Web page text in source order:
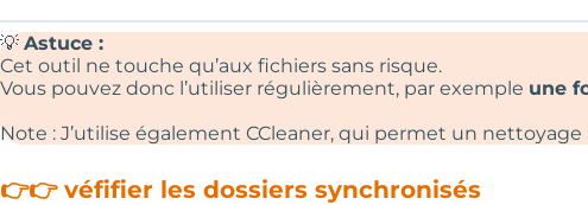
💡 Astuce :
Cet outil ne touche qu’aux fichiers sans risque.
Vous pouvez donc l’utiliser régulièrement, par exemple une
Note : J’utilise également CCleaner, qui permet un nettoyage
👉👉 véfifier les dossiers synchronisés